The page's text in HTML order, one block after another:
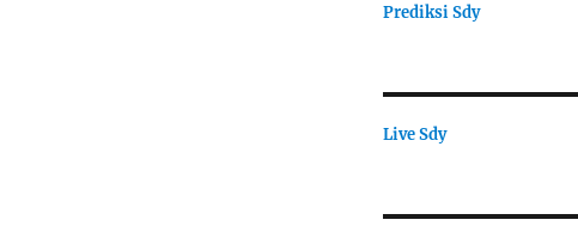
Prediksi Sdy
Live Sdy